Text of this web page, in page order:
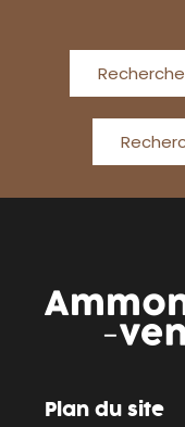
Plan du site